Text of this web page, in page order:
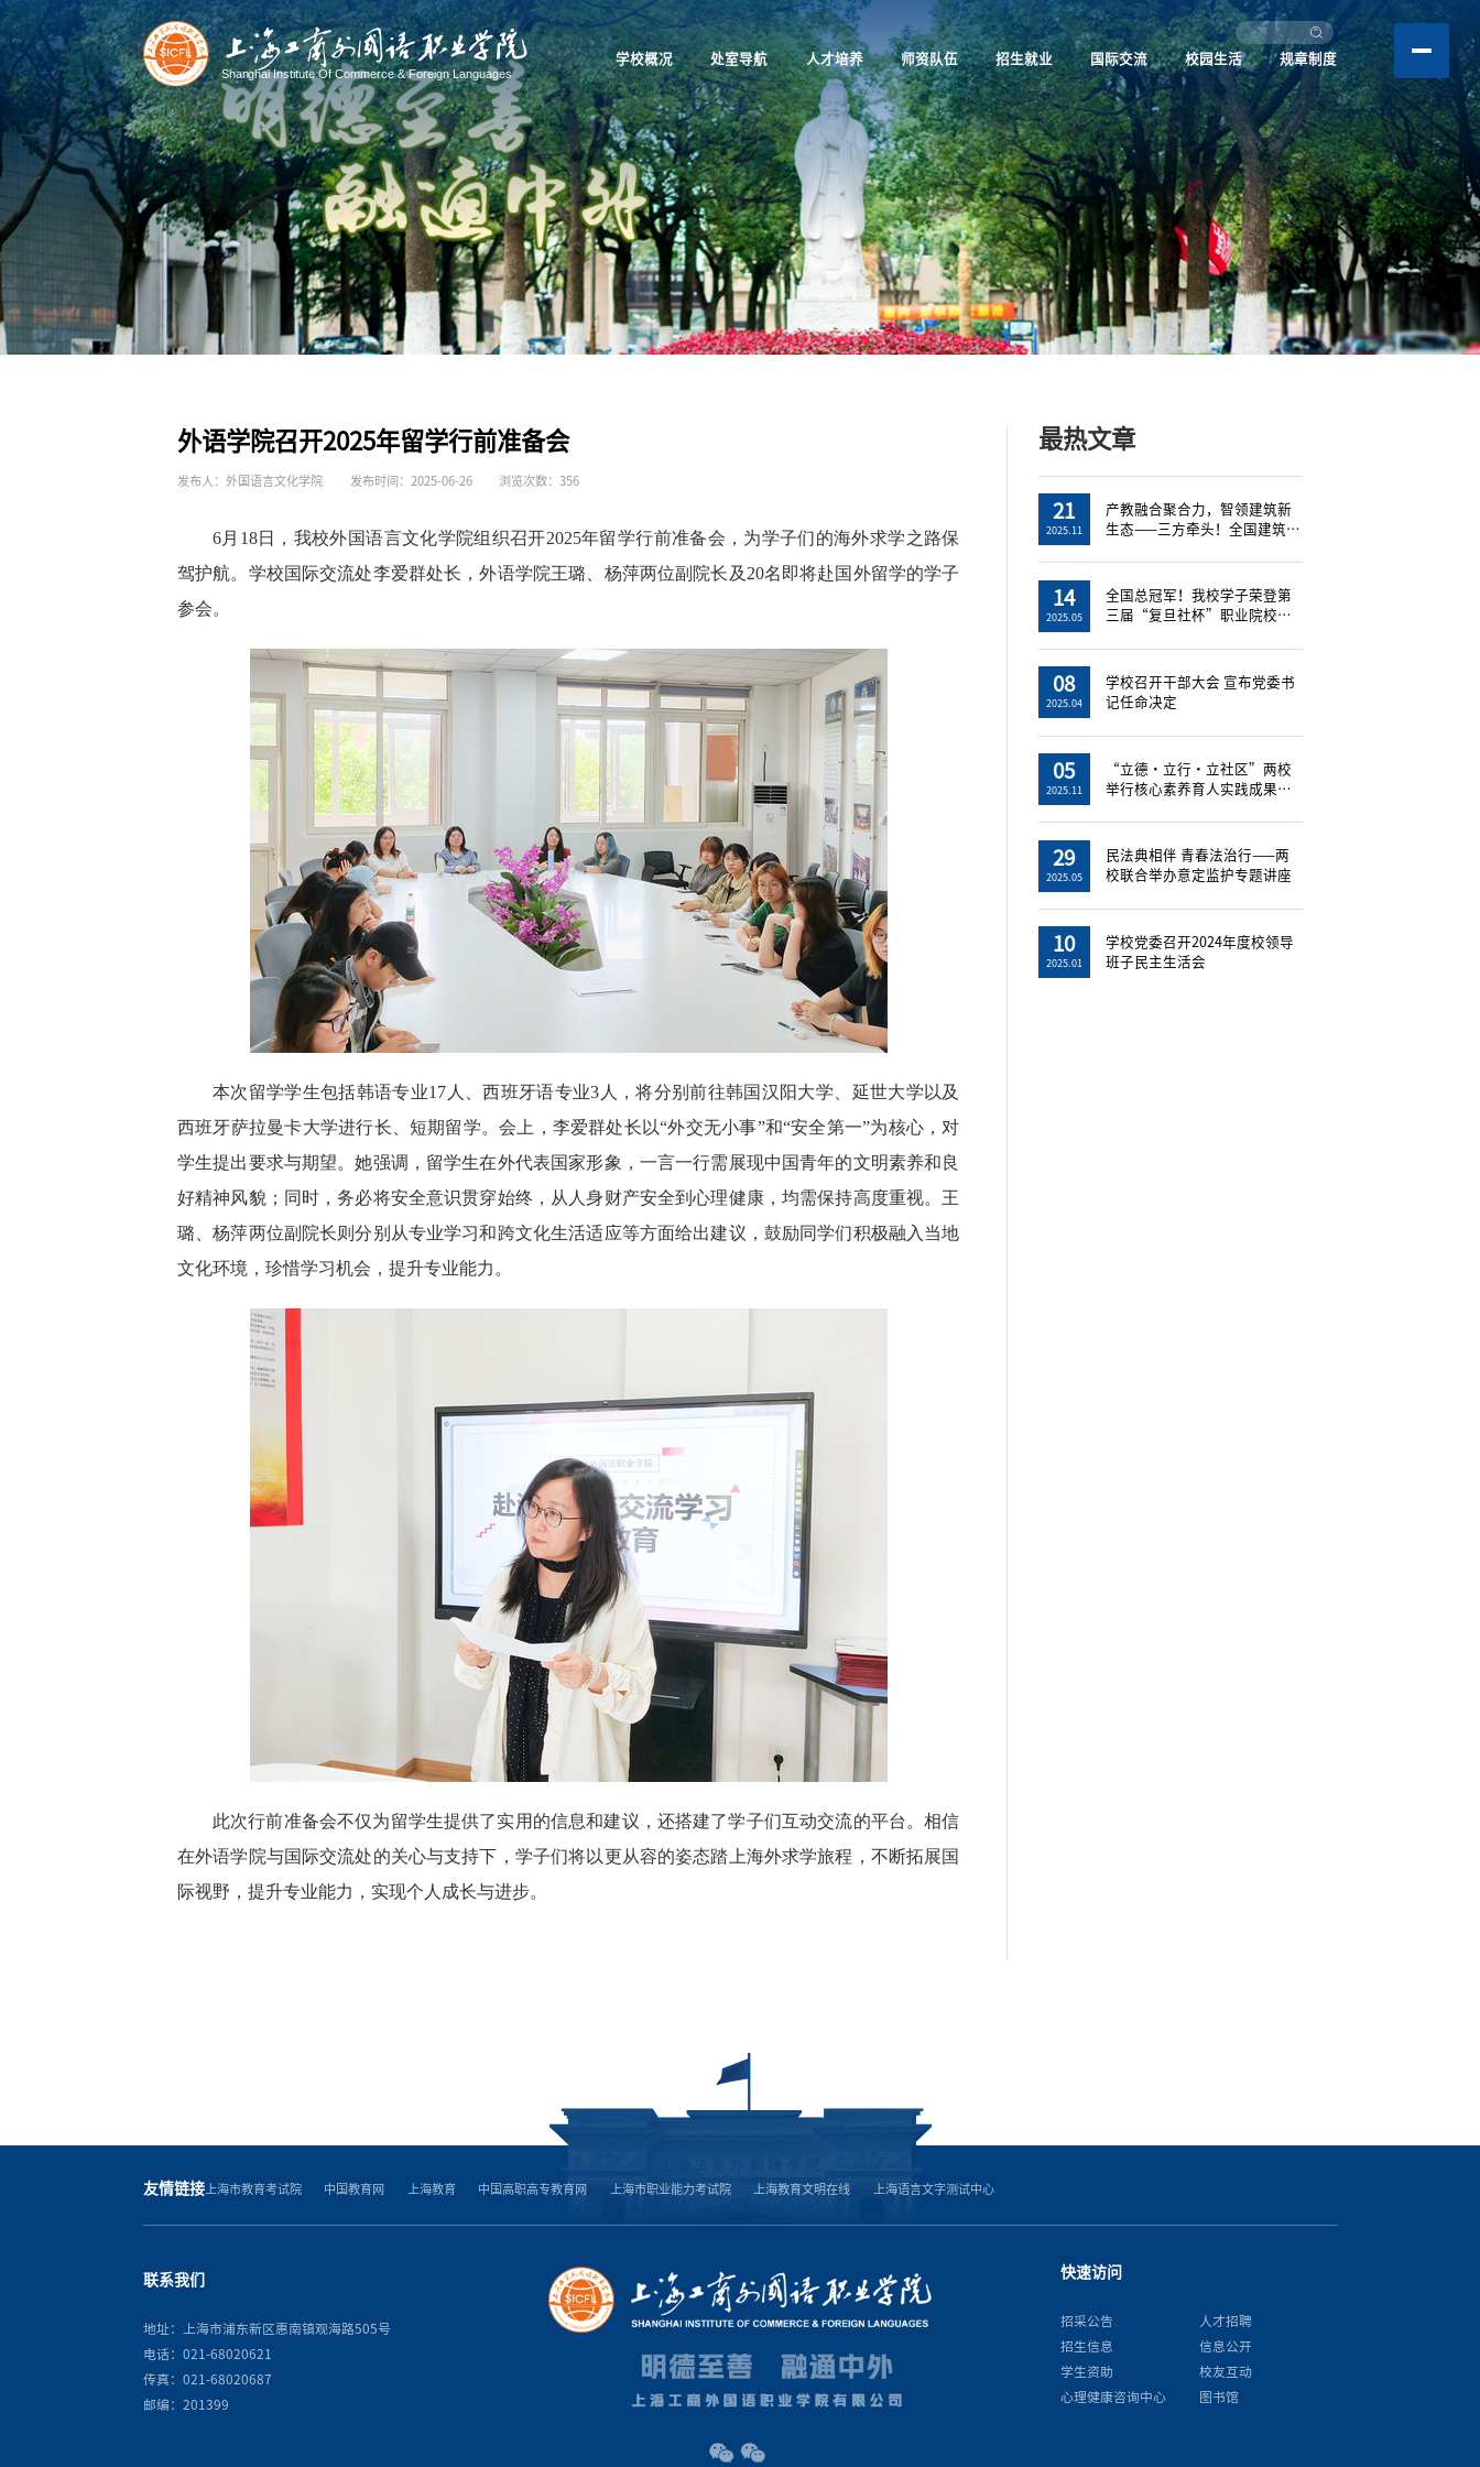
学校概况 处室导航 人才培养 师资队伍 招生就业 国际交流 校园生活 规章制度
外语学院召开2025年留学行前准备会
发布人：外国语言文化学院 发布时间：2025-06-26 浏览次数： 356
6月18日，我校外国语言文化学院组织召开2025年留学行前准备会，为学子们的海外求学之路保
驾护航。学校国际交流处李爱群处长，外语学院王璐、杨萍两位副院长及20名即将赴国外留学的学子
参会。
本次留学学生包括韩语专业17人、西班牙语专业3人，将分别前往韩国汉阳大学、延世大学以及
西班牙萨拉曼卡大学进行长、短期留学。会上，李爱群处长以“外交无小事”和“安全第一”为核心，对
学生提出要求与期望。她强调，留学生在外代表国家形象，一言一行需展现中国青年的文明素养和良
好精神风貌；同时，务必将安全意识贯穿始终，从人身财产安全到心理健康，均需保持高度重视。王
璐、杨萍两位副院长则分别从专业学习和跨文化生活适应等方面给出建议，鼓励同学们积极融入当地
文化环境，珍惜学习机会，提升专业能力。
此次行前准备会不仅为留学生提供了实用的信息和建议，还搭建了学子们互动交流的平台。相信
在外语学院与国际交流处的关心与支持下，学子们将以更从容的姿态踏上海外求学旅程，不断拓展国
际视野，提升专业能力，实现个人成长与进步。
最热文章
21
2025.11
产教融合聚合力，智领建筑新
生态——三方牵头！全国建筑工
14
2025.05
全国总冠军！我校学子荣登第
三届“复旦社杯”职业院校英
08
2025.04
学校召开干部大会 宣布党委书
记任命决定
05
2025.11
“立德・立行・立社区”两校
举行核心素养育人实践成果展
29
2025.05
民法典相伴 青春法治行——两
校联合举办意定监护专题讲座
10
2025.01
学校党委召开2024年度校领导
班子民主生活会
友情链接上海市教育考试院 中国教育网 上海教育 中国高职高专教育网 上海市职业能力考试院 上海教育文明在线 上海语言文字测试中心
联系我们
地址：上海市浦东新区惠南镇观海路505号
电话：021-68020621
传真：021-68020687
邮编：201399
快速访问
招采公告 人才招聘
招生信息 信息公开
学生资助 校友互动
心理健康咨询中心 图书馆